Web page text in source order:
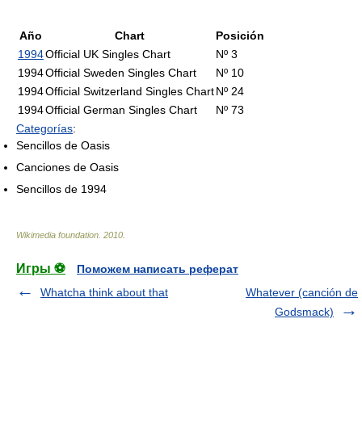
Año Chart
Posición
1994Official UK Singles Chart
Nº 3
1994Official Sweden Singles Chart
Nº 10
1994Official Switzerland Singles ChartNº 24
1994Official German Singles Chart
Nº 73
Categorías:
Sencillos de Oasis
Canciones de Oasis
Sencillos de 1994
Wikimedia foundation 2010
Игры ⚽
Поможем написать реферат
Whatcha think about that
Whatever (canción de
Godsmack)